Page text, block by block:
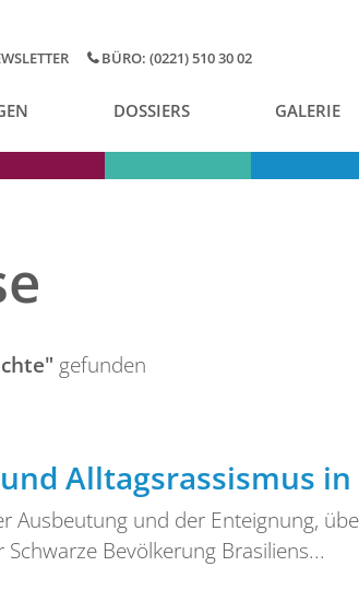
BÜRO: (0221) 510 30 02
DOSSIERS GALERIE
gefunden
Alltagsrassismus
Ausbeutung und der Enteignung,
Bevölkerung Brasiliens...